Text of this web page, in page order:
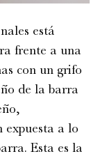
está
frente a una
con un grifo
de la barra
a lo
Esta es la